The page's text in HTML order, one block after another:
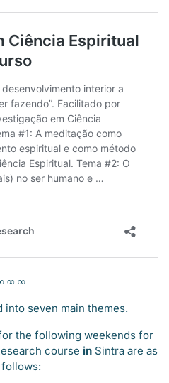
∞ ∞
seven main themes.
the following weekends for
course inSintra are as
follows: